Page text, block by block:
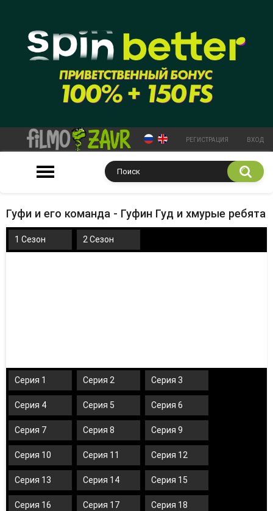
РЕГИСТРАЦИЯ ВХОД
Гуфи и его команда - Гуфин Гуд и хмурые ребята
1 Сезон 2 Сезон
Серия 1 Серия 2 Серия 3
Серия 4 Серия 5 Серия 6
Серия 7 Серия 8 Серия 9
Серия 10 Серия 11 Серия 12
Серия 13 Серия 14 Серия 15
Серия 16 Серия 17 Серия 18